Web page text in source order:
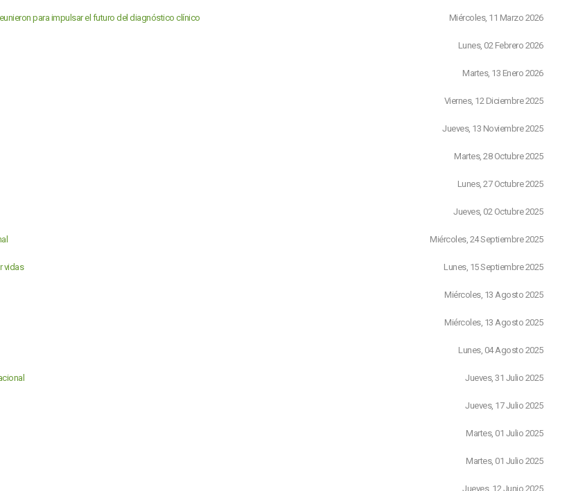
Miércoles, 11 Marzo 2026
para impulsar el futuro del diagnóstico clínico
Lunes, 02 Febrero 2026
Martes, 13 Enero 2026
Viernes, 12 Diciembre 2025
Jueves, 13 Noviembre 2025
Martes, 28 Octubre 2025
Lunes, 27 Octubre 2025
Jueves, 02 Octubre 2025
Miércoles, 24 Septiembre 2025
Lunes, 15 Septiembre 2025
vidas
Miércoles, 13 Agosto 2025
Miércoles, 13 Agosto 2025
Lunes, 04 Agosto 2025
Jueves, 31 Julio 2025
Jueves, 17 Julio 2025
Martes, 01 Julio 2025
Martes, 01 Julio 2025
Jueves, 12 Junio 2025